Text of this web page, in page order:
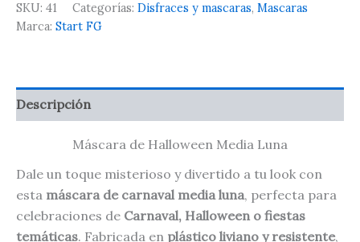
SKU: 41 Categorías: Disfraces y mascaras, Mascaras
Marca: Start FG
Descripción
Máscara de Halloween Media Luna
Dale un toque misterioso y divertido a tu look con
esta máscara de carnaval media luna, perfecta para
celebraciones de Carnaval, Halloween o fiestas
temáticas. Fabricada en plástico liviano y resistente,